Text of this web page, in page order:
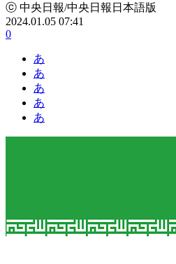
ⓒ 中央日報/中央日報日本語版
2024.01.05 07:41
0
あ
あ
あ
あ
あ